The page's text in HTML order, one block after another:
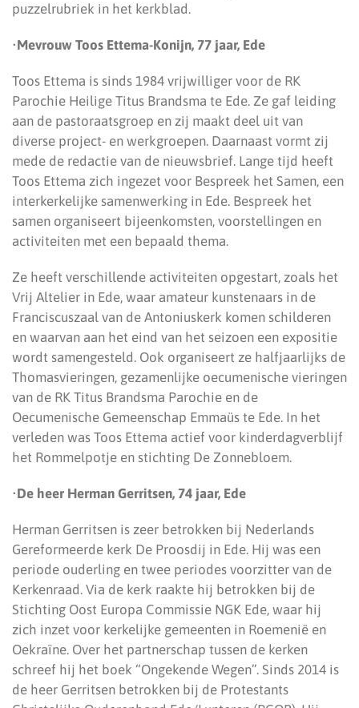
puzzelrubriek in het kerkblad.
•Mevrouw Toos Ettema-Konijn, 77 jaar, Ede
Toos Ettema is sinds 1984 vrijwilliger voor de RK
Parochie Heilige Titus Brandsma te Ede. Ze gaf leiding
aan de pastoraatsgroep en zij maakt deel uit van
diverse project- en werkgroepen. Daarnaast vormt zij
mede de redactie van de nieuwsbrief. Lange tijd heeft
Toos Ettema zich ingezet voor Bespreek het Samen, een
interkerkelijke samenwerking in Ede. Bespreek het
samen organiseert bijeenkomsten, voorstellingen en
activiteiten met een bepaald thema.
Ze heeft verschillende activiteiten opgestart, zoals het
Vrij Altelier in Ede, waar amateur kunstenaars in de
Franciscuszaal van de Antoniuskerk komen schilderen
en waarvan aan het eind van het seizoen een expositie
wordt samengesteld. Ook organiseert ze halfjaarlijks de
Thomasvieringen, gezamenlijke oecumenische vieringen
van de RK Titus Brandsma Parochie en de
Oecumenische Gemeenschap Emmaüs te Ede. In het
verleden was Toos Ettema actief voor kinderdagverblijf
het Rommelpotje en stichting De Zonnebloem.
•De heer Herman Gerritsen, 74 jaar, Ede
Herman Gerritsen is zeer betrokken bij Nederlands
Gereformeerde kerk De Proosdij in Ede. Hij was een
periode ouderling en twee periodes voorzitter van de
Kerkenraad. Via de kerk raakte hij betrokken bij de
Stichting Oost Europa Commissie NGK Ede, waar hij
zich inzet voor kerkelijke gemeenten in Roemenië en
Oekraïne. Over het partnerschap tussen de kerken
schreef hij het boek “Ongekende Wegen”. Sinds 2014 is
de heer Gerritsen betrokken bij de Protestants